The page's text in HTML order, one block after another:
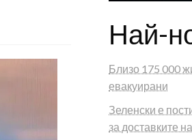
Най-
Близо 175 000
евакуирани
Зеленски е
за доставките